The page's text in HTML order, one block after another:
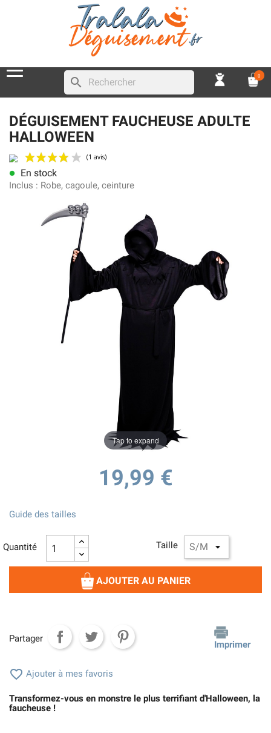
search 0
DÉGUISEMENT FAUCHEUSE ADULTE
HALLOWEEN
(1 avis)
lens En stock
Inclus : Robe, cagoule, ceinture
Tap to expand
19,99 €
Taille
Guide des tailles
Quantité
AJOUTER AU PANIER
Partager
Imprimer
 Ajouter à mes favoris
Transformez-vous en monstre le plus terrifiant d'Halloween, la
faucheuse !